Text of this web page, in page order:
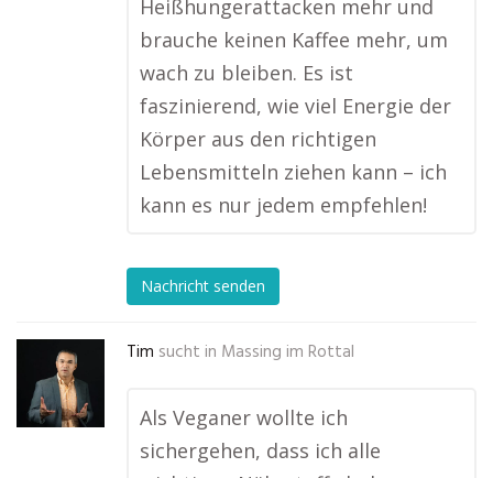
Heißhungerattacken mehr und
brauche keinen Kaffee mehr, um
wach zu bleiben. Es ist
faszinierend, wie viel Energie der
Körper aus den richtigen
Lebensmitteln ziehen kann – ich
kann es nur jedem empfehlen!
Nachricht senden
Tim sucht in Massing im Rottal
Als Veganer wollte ich
sichergehen, dass ich alle